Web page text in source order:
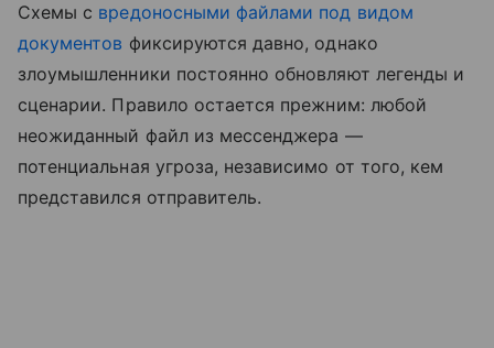
Схемы с вредоносными файлами под видом
документов фиксируются давно, однако
злоумышленники постоянно обновляют легенды и
сценарии. Правило остается прежним: любой
неожиданный файл из мессенджера —
потенциальная угроза, независимо от того, кем
представился отправитель.